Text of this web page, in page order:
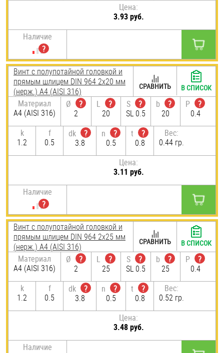
Цена:
3.93 руб.
Наличие
Винт с полупотайной головкой и
прямым шлицем DIN 964 2х20 мм
(нерж.) A4 (AISI 316)
Материал
A4 (AISI 316)
Ø
?
2
L
?
20
S
?
SL 0.5
b
?
20
P
?
0.4
k
1.2
f
0.5
dk
?
3.8
n
?
0.5
t
?
0.8
Вес:
0.44 гр.
Цена:
3.11 руб.
Наличие
СРАВНИТЬ В СПИСОК
Винт с полупотайной головкой и
прямым шлицем DIN 964 2х25 мм
(нерж.) A4 (AISI 316)
Материал
A4 (AISI 316)
Ø
?
2
L
?
25
S
?
SL 0.5
b
?
25
P
?
0.4
k
1.2
f
0.5
dk
?
3.8
n
?
0.5
t
?
0.8
Вес:
0.52 гр.
Цена:
3.48 руб.
Наличие
СРАВНИТЬ В СПИСОК